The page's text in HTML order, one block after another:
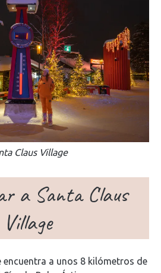
Claus Village
a Santa Claus
Village
encuentra a unos 8 kilómetros de